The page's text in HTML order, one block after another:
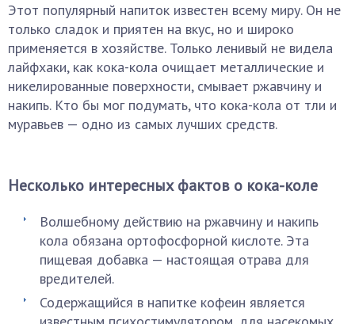
Этот популярный напиток известен всему миру. Он не
только сладок и приятен на вкус, но и широко
применяется в хозяйстве. Только ленивый не видела
лайфхаки, как кока-кола очищает металлические и
никелированные поверхности, смывает ржавчину и
накипь. Кто бы мог подумать, что кока-кола от тли и
муравьев — одно из самых лучших средств.
Несколько интересных фактов о кока-коле
Волшебному действию на ржавчину и накипь
кола обязана ортофосфорной кислоте. Эта
пищевая добавка — настоящая отрава для
вредителей.
Содержащийся в напитке кофеин является